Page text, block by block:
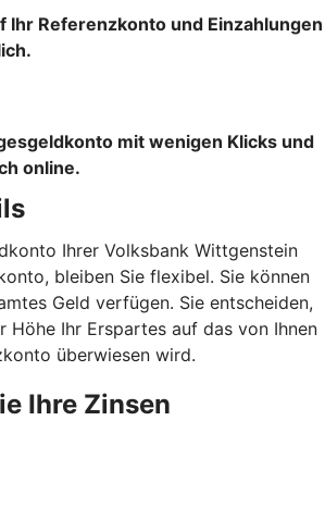
Ihr Referenzkonto und Einzahlungen
mit wenigen Klicks und
online.
Ihrer Volksbank Wittgenstein
bleiben Sie flexibel. Sie können
Geld verfügen. Sie entscheiden,
Höhe Ihr Erspartes auf das von Ihnen
überwiesen wird.
Ihre Zinsen